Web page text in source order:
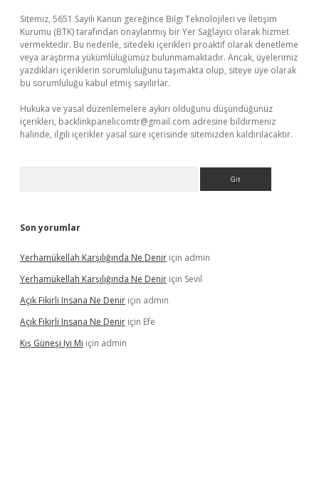
Sitemiz, 5651 Sayılı Kanun gereğince Bilgi Teknolojileri ve İletişim
Kurumu (BTK) tarafından onaylanmış bir Yer Sağlayıcı olarak hizmet
vermektedir. Bu nedenle, sitedeki içerikleri proaktif olarak denetleme
veya araştırma yükümlülüğümüz bulunmamaktadır. Ancak, üyelerimiz
yazdıkları içeriklerin sorumluluğunu taşımakta olup, siteye üye olarak
bu sorumluluğu kabul etmiş sayılırlar.
Hukuka ve yasal düzenlemelere aykırı olduğunu düşündüğünüz
içerikleri, backlinkpanelicomtr@gmail.com adresine bildirmeniz
halinde, ilgili içerikler yasal süre içerisinde sitemizden kaldırılacaktır.
Son yorumlar
Yerhamükellah Karşılığında Ne Denir için admin
Yerhamükellah Karşılığında Ne Denir için Sevil
Açık Fikirli Insana Ne Denir için admin
Açık Fikirli Insana Ne Denir için Efe
Kış Güneşi Iyi Mi için admin